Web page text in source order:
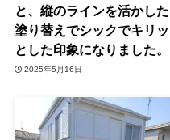
と、縦のラインを活かした
塗り替えでシックでキリッ
とした印象になりました。
2025年5月16日